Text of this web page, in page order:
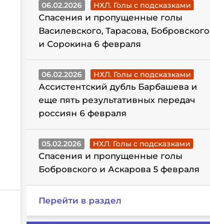
06.02.2026 НХЛ. Голы с подсказками
Спасения и пропущенные голы
Василевского, Тарасова, Бобровского
и Сорокина 6 февраля
06.02.2026 НХЛ. Голы с подсказками
Ассистентский дубль Барбашева и
еще пять результативных передач
россиян 6 февраля
05.02.2026 НХЛ. Голы с подсказками
Спасения и пропущенные голы
Бобровского и Аскарова 5 февраля
Перейти в раздел